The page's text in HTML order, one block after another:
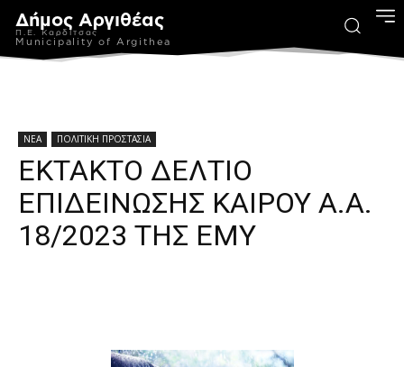
Δήμος Αργιθέας
Π.Ε. Καρδίτσας
Municipality of Argithea
ΝΕΑ ΠΟΛΙΤΙΚΗ ΠΡΟΣΤΑΣΙΑ
ΕΚΤΑΚΤΟ ΔΕΛΤΙΟ
ΕΠΙΔΕΙΝΩΣΗΣ ΚΑΙΡΟΥ Α.Α.
18/2023 ΤΗΣ ΕΜΥ